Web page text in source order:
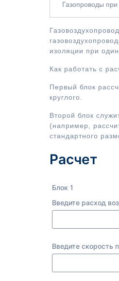
Газопроводы при
изоляции при
Как работать с
Первый блок
круглого.
Второй блок
(например,
стандартного
Расчет
Блок 1
Введите расход
Введите скорость